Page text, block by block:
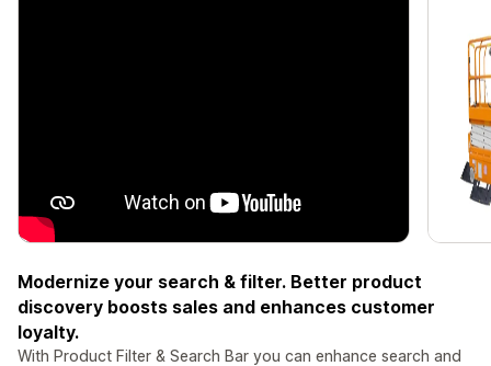
Modernize your search & filter. Better product
discovery boosts sales and enhances customer
loyalty.
With Product Filter & Search Bar you can enhance search and